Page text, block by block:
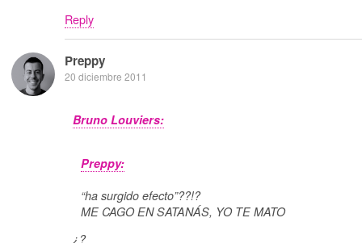
Reply
Preppy
20 diciembre 2011
Bruno Louviers:
Preppy:
“ha surgido efecto”??!?
ME CAGO EN SATANÁS, YO TE MATO
¿?